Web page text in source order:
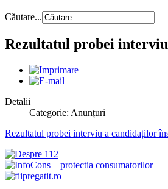
Căutare...
Rezultatul probei
Detalii
Categorie: Anunțuri
Rezultatul probei interviu a candidaților